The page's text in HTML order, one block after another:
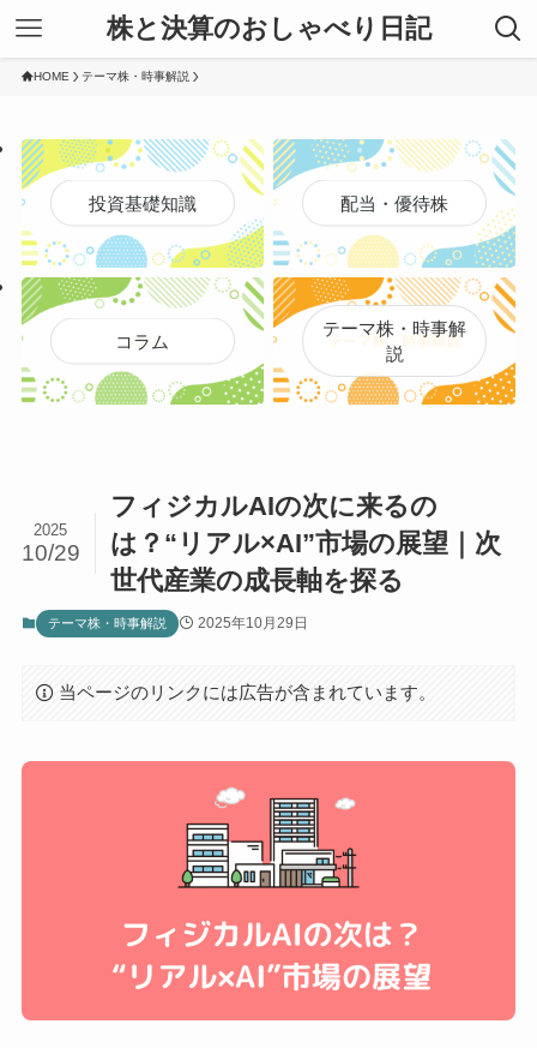
株と決算のおしゃべり日記
HOME テーマ株・時事解説
投資基礎知識 配当・優待株
コラム
テーマ株・時事解
説
フィジカルAIの次に来るの
は？“リアル×AI”市場の展望｜次
世代産業の成長軸を探る
2025
10/29
テーマ株・時事解説 2025年10月29日
当ページのリンクには広告が含まれています。